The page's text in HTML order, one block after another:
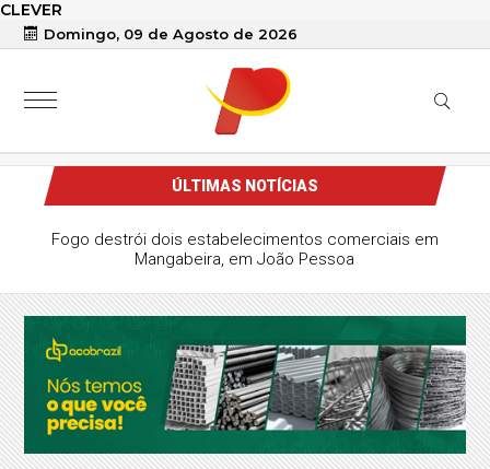
CLEVER
Domingo, 09 de Agosto de 2026
ÚLTIMAS NOTÍCIAS
Fogo destrói dois estabelecimentos comerciais em
Mangabeira, em João Pessoa